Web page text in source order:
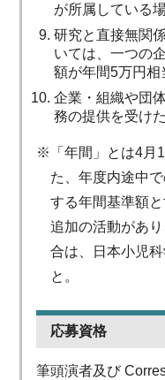
が所属している
研究と直接無関
いては、一つの
額が年間5万円相
企業・組織や団
務の提供を受け
※「年間」とは4月
た、年度内途中
する年間基準額
追加の活動があ
合は、日本小児
と。
応募資格
筆頭演者及び